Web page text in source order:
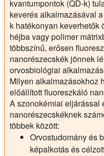
kvantumpontok (QD-k)
keverés alkalmazásával
k hatékonyan keverhetők
héjba vagy polimer
többszínű, erősen
nanorészecskék jönnek
orvosbiológiai
Milyen alkalmazásokhoz
előállított fluoreszkáló
A szonokémiai eljárással
nanorészecskéknek
többek között:
Orvostudomány és
képalkotás és